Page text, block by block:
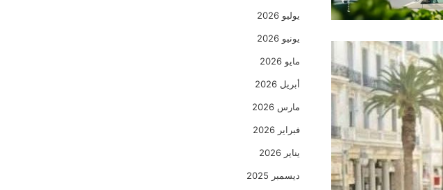
يوليو 2026
يونيو 2026
مايو 2026
أبريل 2026
مارس 2026
فبراير 2026
يناير 2026
ديسمبر 2025